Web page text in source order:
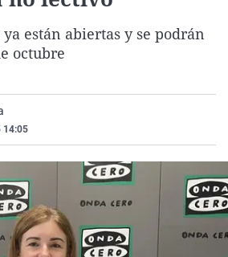
Gente viajera
Retornados
Operación Viuda
Galicia
Navarra
Televisión
están abiertas y se podrán
octubre
14:05